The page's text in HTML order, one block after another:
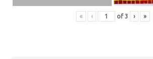
« ‹ of 3 › »